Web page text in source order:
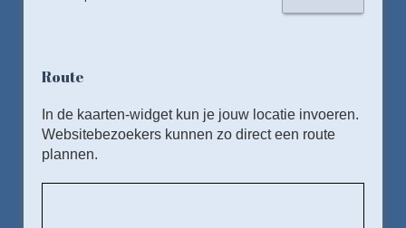
Route
In de kaarten-widget kun je jouw locatie invoeren.
Websitebezoekers kunnen zo direct een route
plannen.